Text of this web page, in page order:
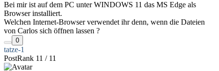
Bei mir ist auf dem PC unter WINDOWS 11 das MS Edge als
Browser installiert.
Welchen Internet-Browser verwendet ihr denn, wenn die Dateien
von Carlos sich öffnen lassen ?
0
tatze-1
PostRank 11 / 11